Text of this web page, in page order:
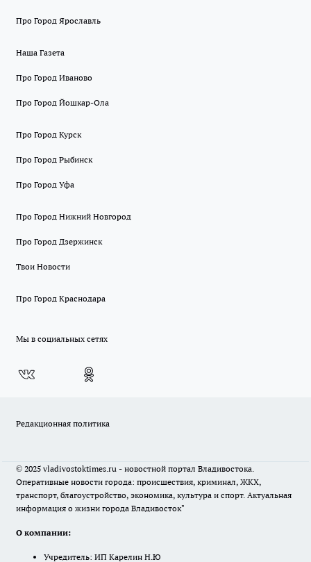
Про Город Ярославль
Наша Газета
Про Город Иваново
Про Город Йошкар-Ола
Про Город Курск
Про Город Рыбинск
Про Город Уфа
Про Город Нижний Новгород
Про Город Дзержинск
Твои Новости
Про Город Краснодара
Мы в социальных сетях
Редакционная политика
© 2025 vladivostoktimes.ru - новостной портал Владивостока.
Оперативные новости города: происшествия, криминал, ЖКХ,
транспорт, благоустройство, экономика, культура и спорт. Актуальная
информация о жизни города Владивосток"
О компании:
Учредитель: ИП Карелин Н.Ю